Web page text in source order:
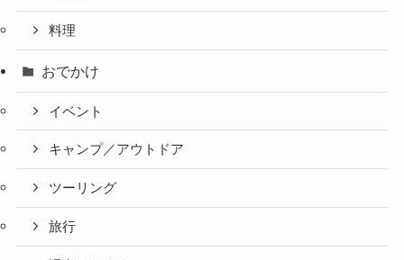
料理
おでかけ
イベント
キャンプ／アウトドア
ツーリング
旅行